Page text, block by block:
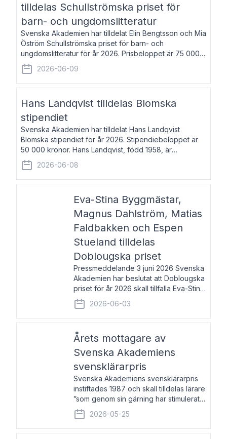
tilldelas Schullströmska priset för
barn- och ungdomslitteratur
Svenska Akademien har tilldelat Elin Bengtsson och Mia
Öström Schullströmska priset för barn- och
ungdomslitteratur för år 2026. Prisbeloppet är 75 000
kronor vardera. Elin Bengtsson, född 1987, är författare
och forskare i genusvetenskap.
2026-06-09
Hans Landqvist tilldelas Blomska
stipendiet
Svenska Akademien har tilldelat Hans Landqvist
Blomska stipendiet för år 2026. Stipendiebeloppet är
50 000 kronor. Hans Landqvist, född 1958, är
professor i svenska vid Göteborgs universitet. Han
disputerade år 2000 på avhandlingen Författn
2026-06-08
Eva-Stina Byggmästar,
Magnus Dahlström, Matias
Faldbakken och Espen
Stueland tilldelas
Doblougska priset
Pressmeddelande 3 juni 2026 Svenska
Akademien har beslutat att Doblougska
priset för år 2026 skall tillfalla Eva-Stina
Byggmästar, Magnus Dahlström, Matias
Faldbakken samt Espen Stueland.
Prisbeloppet är 200 000 svenska
2026-06-03
Årets mottagare av
Svenska Akademiens
svensklärarpris
Svenska Akademiens svensklärarpris
instiftades 1987 och skall tilldelas lärare
”som genom sin gärning har stimulerat
intresset hos unga människor för
svenska språket och litteraturen”.
Prisutdelning och samtal med
2026-05-25